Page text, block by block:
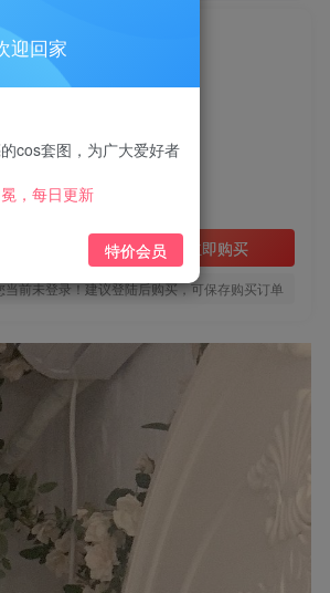
立即购买
当前未登录！建议登陆后购买，可保存购买订单
迎回家
cos套图，为广大爱好者
，每日更新
特价会员